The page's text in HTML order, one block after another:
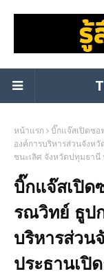
หน้าแรก บิ๊กแจ๊สเปิดซอ
องค์การบริหารส่วนจังห
ชนะเลิศ จังหวัดปทุมธานี
บิ๊กแจ๊สเปิด
รณวิทย์ ธูป
บริหารส่วน
ประธานเปิ